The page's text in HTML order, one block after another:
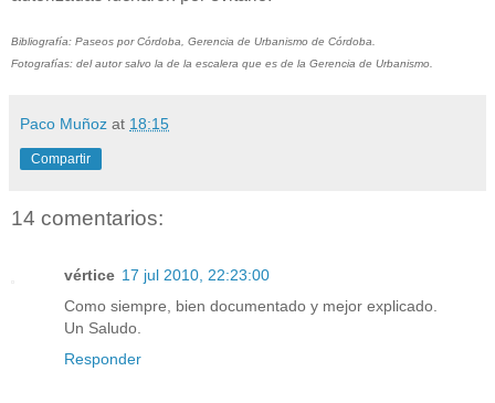
Bibliografía: Paseos por Córdoba, Gerencia de Urbanismo de Córdoba.
Fotografías: del autor salvo la de la escalera que es de la Gerencia de Urbanismo.
Paco Muñoz at 18:15
Compartir
14 comentarios:
vértice 17 jul 2010, 22:23:00
Como siempre, bien documentado y mejor explicado.
Un Saludo.
Responder